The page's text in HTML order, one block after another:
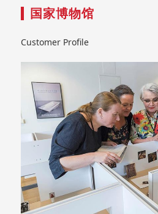
国家博物馆
Customer Profile